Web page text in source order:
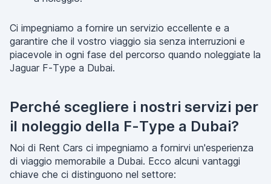
Ci impegniamo a fornire un servizio eccellente e a
garantire che il vostro viaggio sia senza interruzioni e
piacevole in ogni fase del percorso quando noleggiate la
Jaguar F-Type a Dubai.
Perché scegliere i nostri servizi per
il noleggio della F-Type a Dubai?
Noi di Rent Cars ci impegniamo a fornirvi un'esperienza
di viaggio memorabile a Dubai. Ecco alcuni vantaggi
chiave che ci distinguono nel settore: